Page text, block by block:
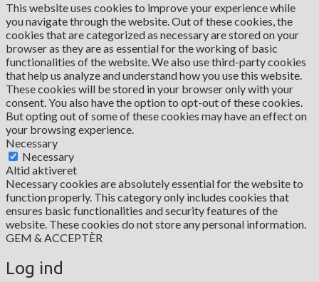
This website uses cookies to improve your experience while
you navigate through the website. Out of these cookies, the
cookies that are categorized as necessary are stored on your
browser as they are as essential for the working of basic
functionalities of the website. We also use third-party cookies
that help us analyze and understand how you use this website.
These cookies will be stored in your browser only with your
consent. You also have the option to opt-out of these cookies.
But opting out of some of these cookies may have an effect on
your browsing experience.
Necessary
Necessary
Altid aktiveret
Necessary cookies are absolutely essential for the website to
function properly. This category only includes cookies that
ensures basic functionalities and security features of the
website. These cookies do not store any personal information.
GEM & ACCEPTÈR
Log ind